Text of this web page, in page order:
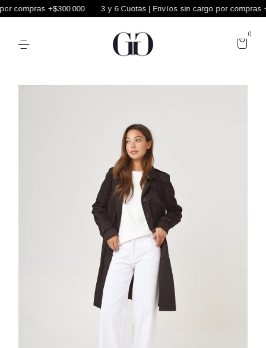
compras +$300.000 3 y 6 Cuotas | Envíos sin cargo por compras
0